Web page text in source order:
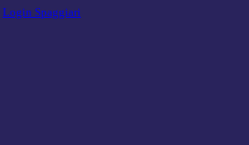
Login Spaggiari